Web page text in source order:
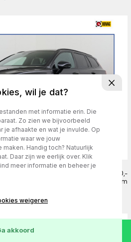
€ 23.750,-
€ 409,- p/m
wil je dat?
met informatie erin. Die
Zo zien we bijvoorbeeld
je afhaakte en wat je invulde. Op
waar we jouw
Handig toch? Natuurlijk
Daar zijn we eerlijk over. Klik
meer informatie en beheer je
weigeren
akkoord